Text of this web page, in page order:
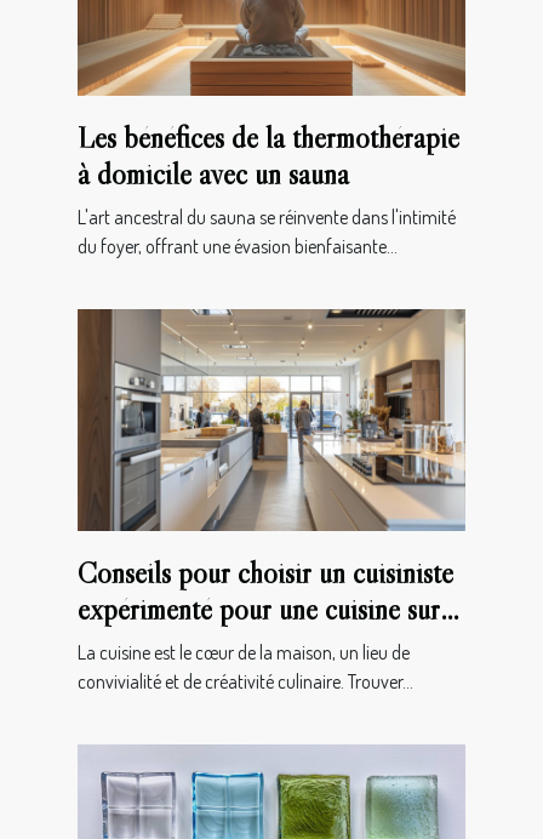
Les bénéfices de la thermothérapie
à domicile avec un sauna
L'art ancestral du sauna se réinvente dans l'intimité
du foyer, offrant une évasion bienfaisante...
Conseils pour choisir un cuisiniste
expérimenté pour une cuisine sur
mesure
La cuisine est le cœur de la maison, un lieu de
convivialité et de créativité culinaire. Trouver...